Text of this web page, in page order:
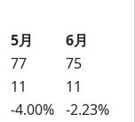
5月
6月
77
75
11
11
-4.00% -2.23%